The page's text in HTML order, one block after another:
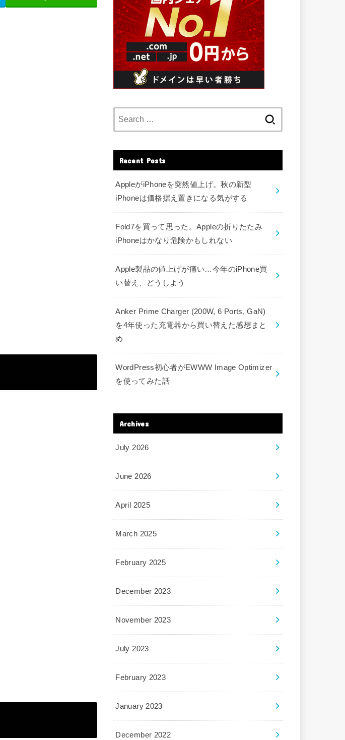
Recent Posts
AppleがiPhoneを突然値上げ。秋の新型
iPhoneは価格据え置きになる気がする
Fold7を買って思った。Appleの折りたたみ
iPhoneはかなり危険かもしれない
Apple製品の値上げが痛い…今年のiPhone買
い替え、どうしよう
Anker Prime Charger (200W, 6 Ports, GaN)
を4年使った充電器から買い替えた感想まと
め
WordPress初心者がEWWW Image Optimizer
を使ってみた話
Archives
July 2026
June 2026
April 2025
March 2025
February 2025
December 2023
November 2023
July 2023
February 2023
January 2023
December 2022